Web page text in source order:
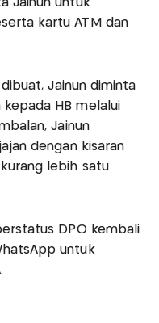
Jainun untuk
kartu ATM dan
Jainun diminta
HB melalui
Jainun
dengan kisaran
lebih satu
DPO kembali
untuk